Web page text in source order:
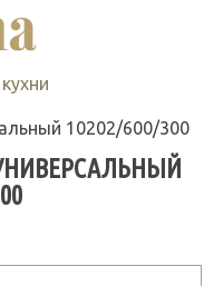
10202/600/300